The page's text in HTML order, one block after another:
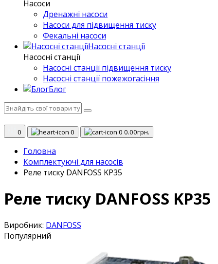
Насоси
Дренажні насоси
Насоси для підвищення тиску
Фекальні насоси
Насосні станції
Насосні станції
Насосні станції підвищення тиску
Насосні станції пожежогасіння
Блог
0 0 0 0.00грн.
Головна
Комплектуючі для насосів
Реле тиску DANFOSS KP35
Реле тиску DANFOSS KP35
Виробник: DANFOSS
Популярний